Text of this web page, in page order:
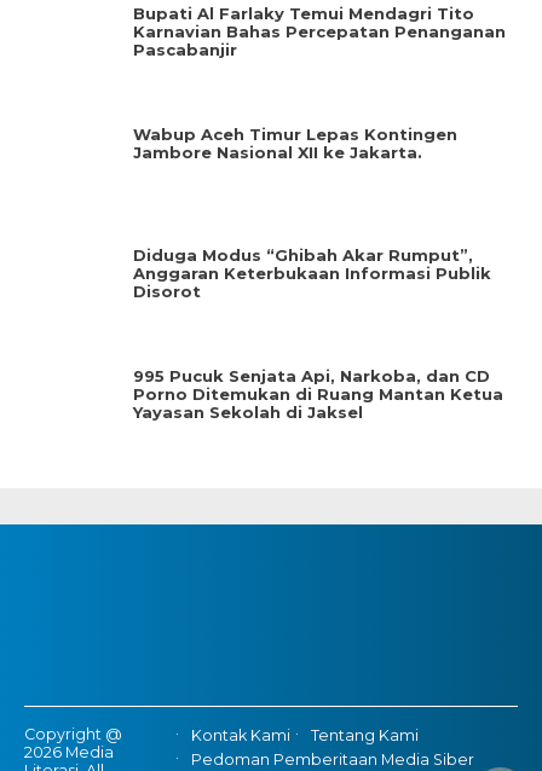
Bupati Al Farlaky Temui Mendagri Tito
Karnavian Bahas Percepatan Penanganan
Pascabanjir
Wabup Aceh Timur Lepas Kontingen
Jambore Nasional XII ke Jakarta.
Diduga Modus “Ghibah Akar Rumput”,
Anggaran Keterbukaan Informasi Publik
Disorot
995 Pucuk Senjata Api, Narkoba, dan CD
Porno Ditemukan di Ruang Mantan Ketua
Yayasan Sekolah di Jaksel
Copyright @
2026 Media
Kontak Kami
Tentang Kami
Pedoman Pemberitaan Media Siber